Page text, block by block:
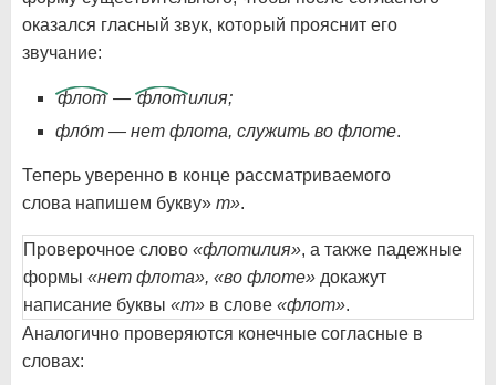
оказался гласный звук, который прояснит его
звучание:
флот — флотилия;
фло́т — нет флота, служить во флоте.
Теперь уверенно в конце рассматриваемого
слова напишем букву» т».
Проверочное слово «флотилия», а также падежные
формы «нет флота», «во флоте» докажут
написание буквы «т» в слове «флот».
Аналогично проверяются конечные согласные в
словах: